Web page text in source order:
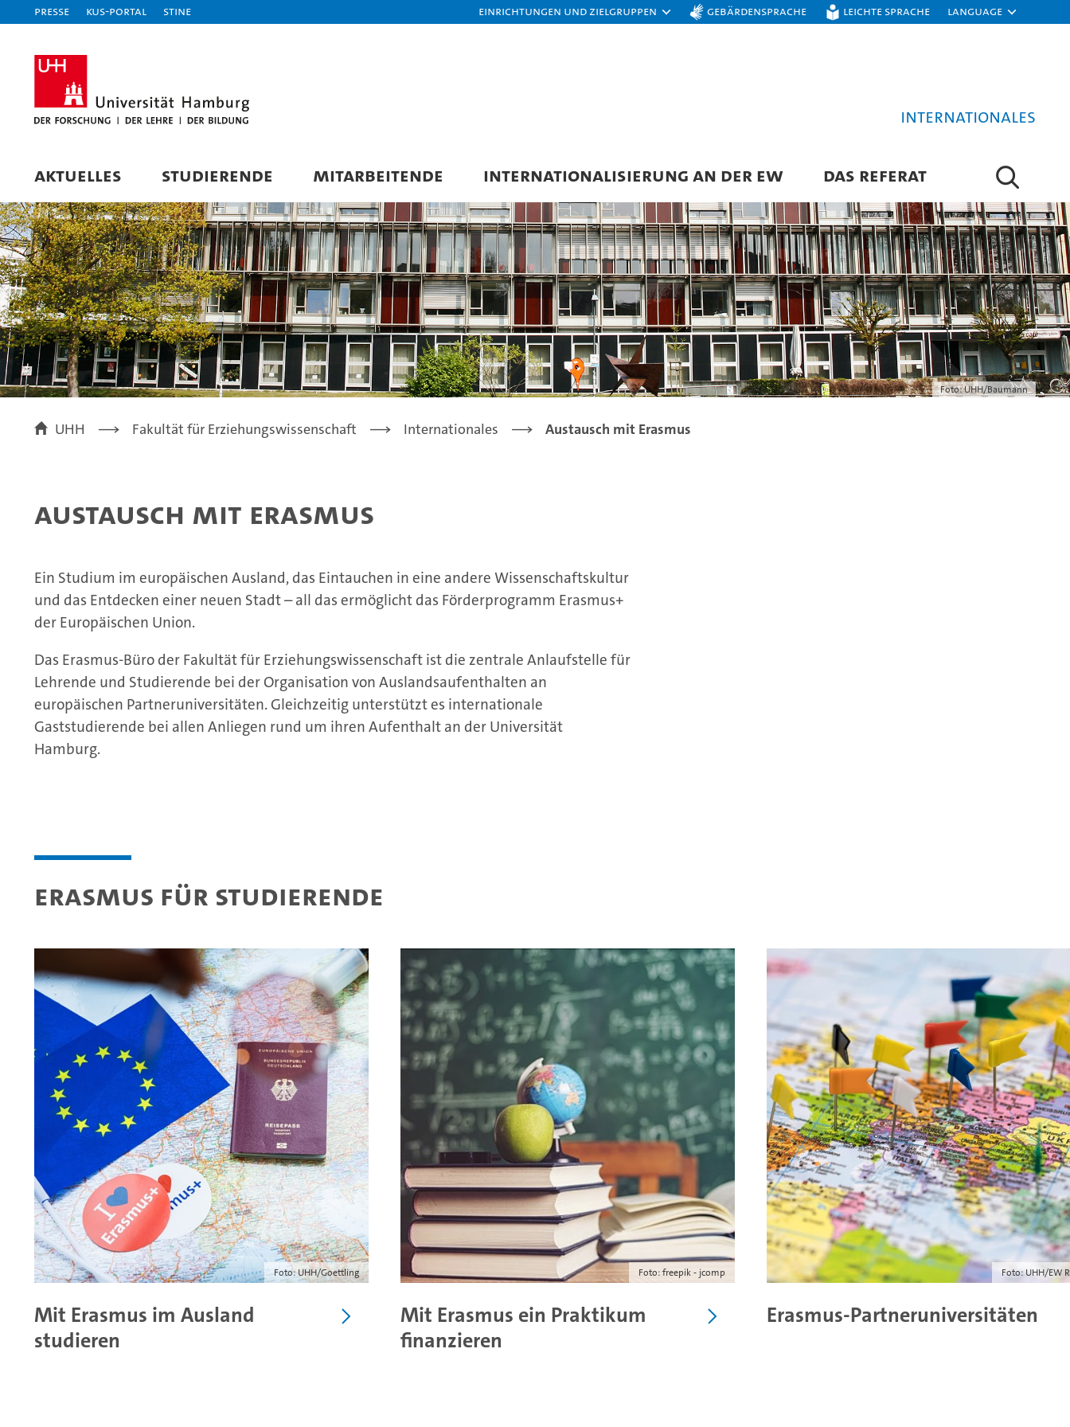
Presse KUS-Portal STiNE Einrichtungen und Zielgruppen Gebärdensprache Leichte Sprache Language
Internationales
AKTUELLES STUDIERENDE MITARBEITENDE INTERNATIONALISIERUNG AN DER EW DAS REFERAT
Foto: UHH/Baumann
UHH Fakultät für Erziehungswissenschaft Internationales Austausch mit Erasmus
Austausch mit Erasmus
Ein Studium im europäischen Ausland, das Eintauchen in eine andere Wissenschaftskultur
und das Entdecken einer neuen Stadt – all das ermöglicht das Förderprogramm Erasmus+
der Europäischen Union.
Das Erasmus-Büro der Fakultät für Erziehungswissenschaft ist die zentrale Anlaufstelle für
Lehrende und Studierende bei der Organisation von Auslandsaufenthalten an
europäischen Partneruniversitäten. Gleichzeitig unterstützt es internationale
Gaststudierende bei allen Anliegen rund um ihren Aufenthalt an der Universität
Hamburg.
Erasmus für Studierende
Foto: UHH/Goettling
Mit Erasmus im Ausland
studieren
Foto: freepik - jcomp
Mit Erasmus ein Praktikum
finanzieren
Foto: UHH/EW
Erasmus-Partneruniversitäten